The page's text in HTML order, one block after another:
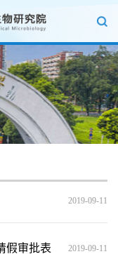
2019-09-11
假审批表 2019-09-11